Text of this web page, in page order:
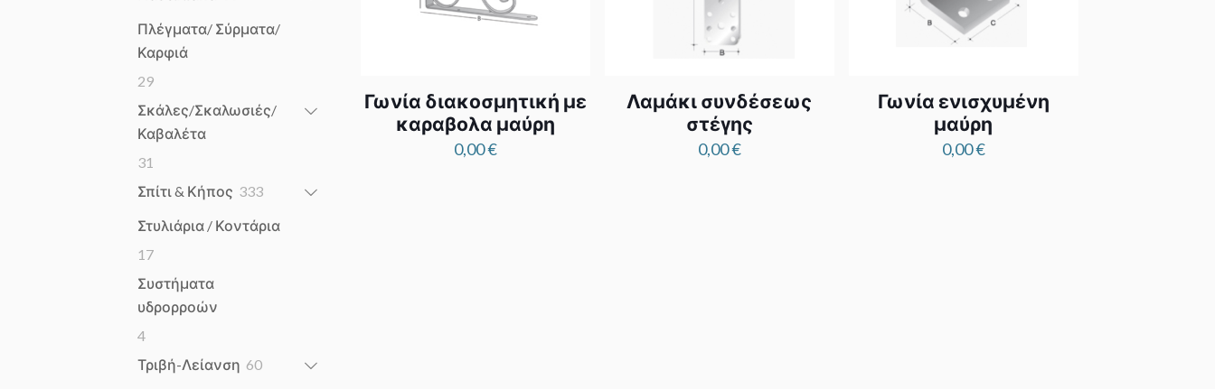
Γωνία διακοσμητική με
καραβολα μαύρη
0,00€
Λαμάκι συνδέσεως
στέγης
0,00€
Γωνία ενισχυμένη
μαύρη
0,00€
Πλέγματα/ Σύρματα/
Καρφιά
2929
products
Σκάλες/Σκαλωσιές/
Καβαλέτα
31
products
Σπίτι & Κήπος 333333
Στυλιάρια / Κοντάρια
1717
products
Συστήματα
υδρορροών
44
products
Τριβή-Λείανση 6060